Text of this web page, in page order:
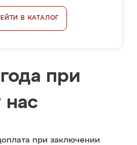
В КАТАЛОГ
при
нас
при заключении